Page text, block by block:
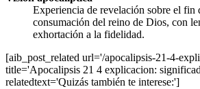
Experiencia de revelación sobre el fin
consumación del reino de Dios, con
exhortación a la fidelidad.
[aib_post_related url='/apocalipsis-21-4-
title='Apocalipsis 21 4 explicacion:
relatedtext='Quizás también te interese:']